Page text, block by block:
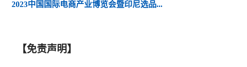
2023中国国际电商产业博览会暨印尼选品...
【免责声明】